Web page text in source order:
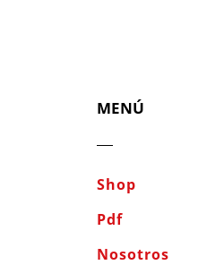
MENÚ
Shop
Pdf
Nosotros